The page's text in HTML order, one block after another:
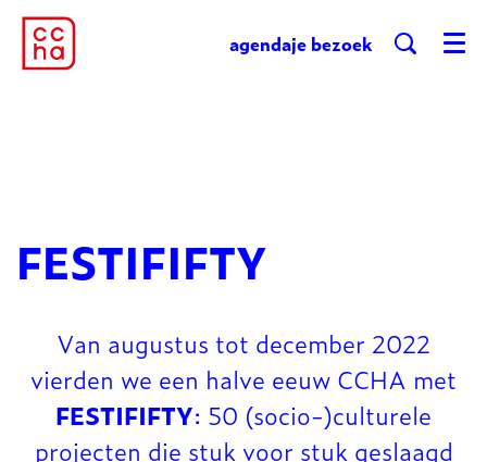
agendaje bezoek Menu
FESTIFIFTY
Van augustus tot december 2022
vierden we een halve eeuw CCHA met
FESTIFIFTY: 50 (socio-)culturele
projecten die stuk voor stuk geslaagd